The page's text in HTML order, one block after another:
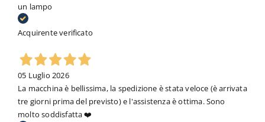
un lampo
Acquirente verificato
05 Luglio 2026
La macchina è bellissima, la spedizione è stata veloce (è arrivata
tre giorni prima del previsto) e l'assistenza è ottima. Sono
molto soddisfatta ❤️